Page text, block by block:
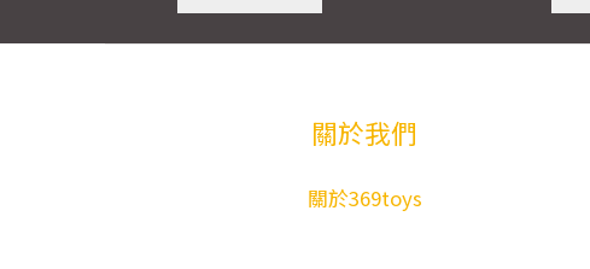
關於我們
關於369toys